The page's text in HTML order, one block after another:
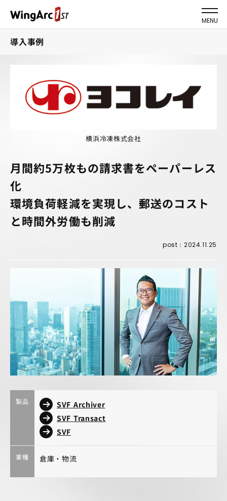
MENU
導入事例
横浜冷凍株式会社
月間約5万枚もの請求書をペーパーレス
化
環境負荷軽減を実現し、郵送のコスト
と時間外労働も削減
post：2024.11.25
製品
SVF Archiver
SVF Transact
SVF
業種 倉庫・物流